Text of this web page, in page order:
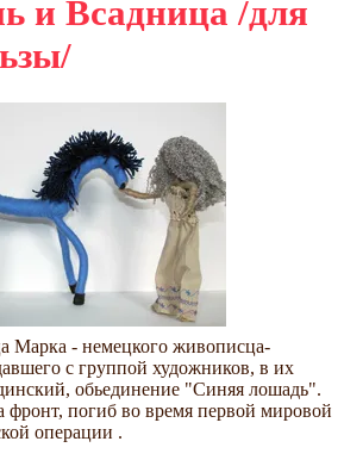
и Всадница /для
Марка - немецкого живописца-
с группой художников, в их
обьединение "Синяя лошадь".
фронт, погиб во время первой мировой
операции .